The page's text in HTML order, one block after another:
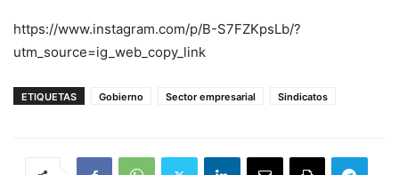
https://www.instagram.com/p/B-S7FZKpsLb/?
utm_source=ig_web_copy_link
ETIQUETAS Gobierno Sector empresarial Sindicatos